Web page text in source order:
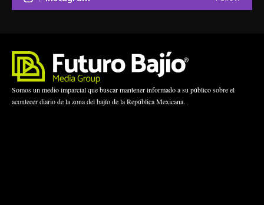
Somos un medio imparcial que buscar mantener informado a su público sobre el
acontecer diario de la zona del bajío de la República Mexicana.